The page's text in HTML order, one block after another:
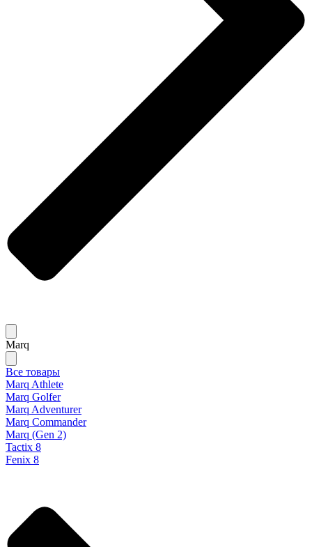
Marq
Все товары
Marq Athlete
Marq Golfer
Marq Adventurer
Marq Commander
Marq (Gen 2)
Tactix 8
Fenix 8